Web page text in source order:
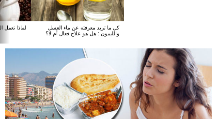
كل ما تريد معرفته عن ماء العسل
والليمون : هل هو علاج فعال أم لا؟
لماذا تعمل